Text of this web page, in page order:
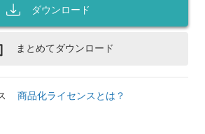
ダウンロード
まとめてダウンロード
商品化ライセンスとは？